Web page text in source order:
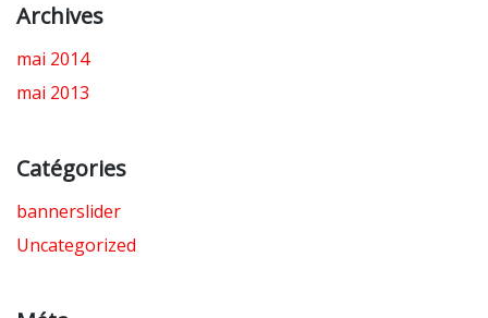
Archives
mai 2014
mai 2013
Catégories
bannerslider
Uncategorized